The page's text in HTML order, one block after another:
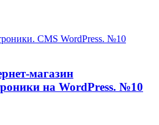
магазин
на WordPress. №10